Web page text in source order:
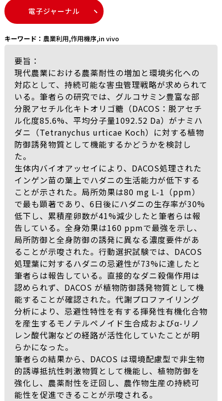
電子ジャーナル
キーワード： 農業利用,作用機序,in vivo
要旨：
現代農業における農薬耐性の増加と環境劣化への
対応として、持続可能な害虫管理戦略が求められて
いる。筆者らの研究では、グルコサミン豊富な部
分脱アセチル化キトオリゴ糖（DACOS：脱アセチ
ル化度85.6%、平均分子量1092.52 Da）がナミハ
ダニ（Tetranychus urticae Koch）に対する植物
防御誘発物質として機能するかどうかを検討し
た。
生体内バイオアッセイにより、DACOS処理された
インゲン苗の葉上でハダニの生活能力が低下する
ことが示された。局所効果は80 mg L-1（ppm）
で最も顕著であり、6日後にハダニの生存率が30%
低下し、累積産卵数が41%減少したと筆者らは報
告している。全身効果は160 ppmで最強を示し、
局所防御と全身防御の誘発に異なる濃度要件があ
ることが示唆された。行動選択試験では、DACOS
処理葉に対するハダニの忌避性が73%に達したと
筆者らは報告している。直接的なダニ殺傷作用は
認められず、DACOS が植物防御誘発物質として機
能することが確認された。代謝プロファイリング
分析により、忌避性特性を有する揮発性有機化合物
を産生するモノテルペノイド生合成およびα-リノ
レン酸代謝などの経路が活性化していたことが明
らかになった。
筆者らの結果から、DACOS は環境配慮型で非生物
的誘導抵抗性刺激物質として機能し、植物防御を
強化し、農薬耐性を迂回し、農作物生産の持続可
能性を促進できることが示唆される。